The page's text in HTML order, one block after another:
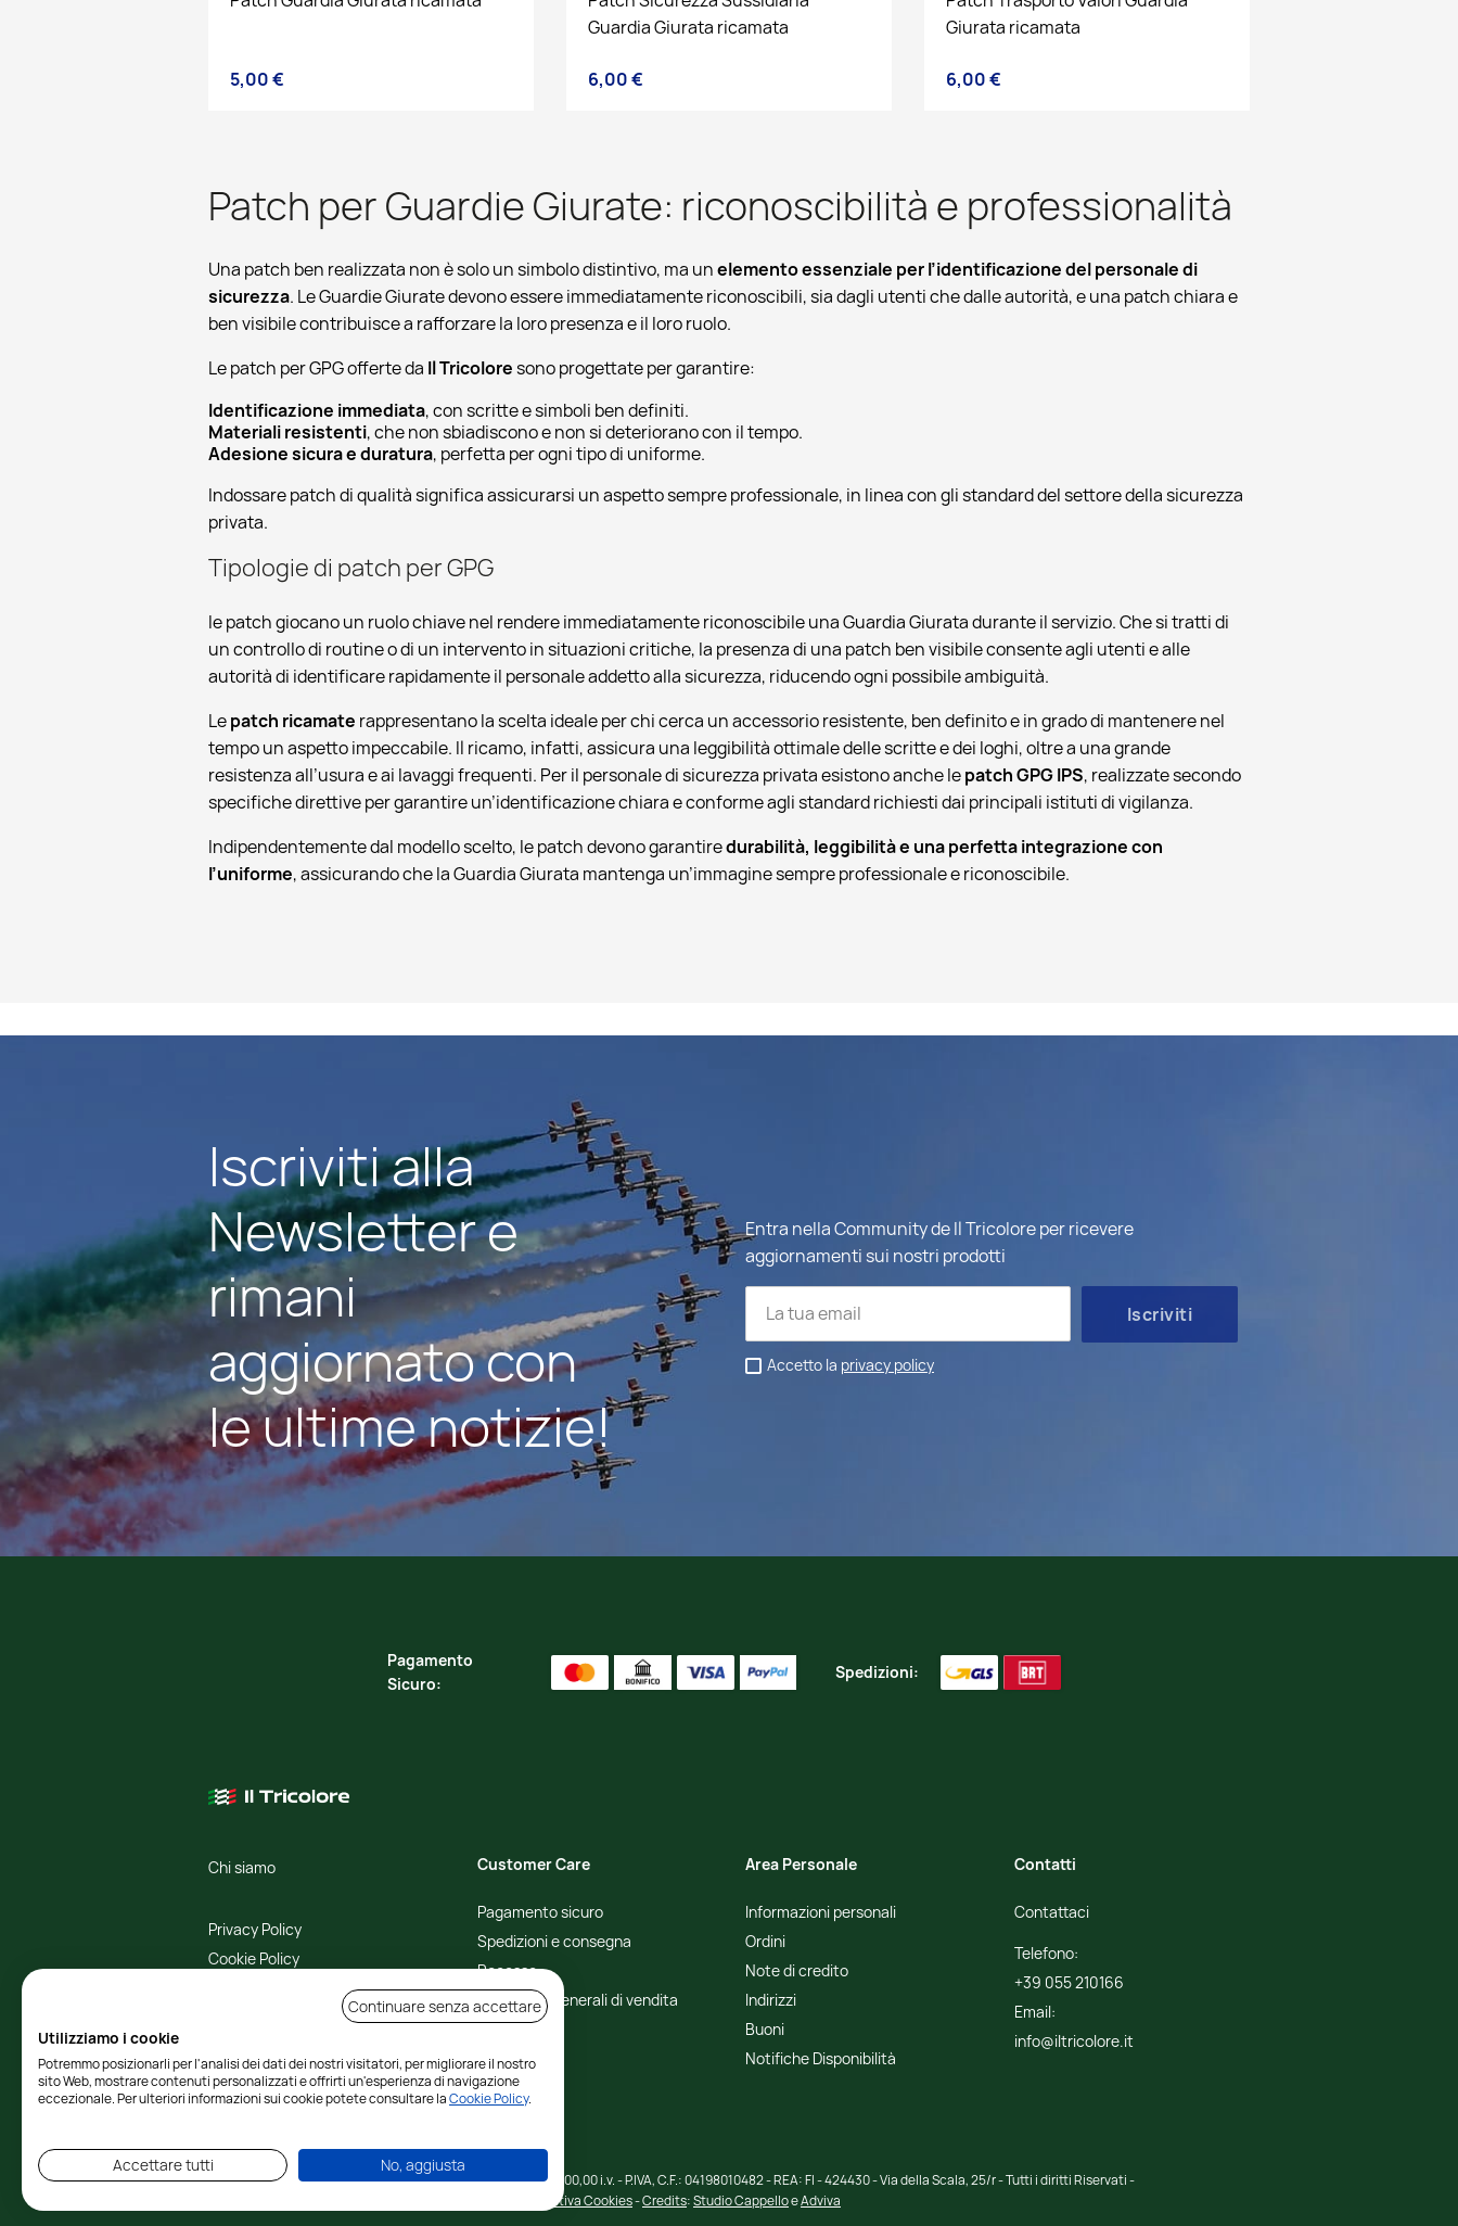
Prezzo
5,00 €
Guardia Giurata ricamata
Prezzo
6,00 €
Giurata ricamata
Prezzo
6,00 €
Patch per Guardie Giurate: riconoscibilità e professionalità
Una patch ben realizzata non è solo un simbolo distintivo, ma unelemento essenziale per l’identificazione del personale di
sicurezza. Le Guardie Giurate devono essere immediatamente riconoscibili, sia dagli utenti che dalle autorità, e una patch chiara e
ben visibile contribuisce a rafforzare la loro presenza e il loro ruolo.
Le patch per GPG offerte da Il Tricoloresono progettate per garantire:
Identificazione immediata, con scritte e simboli ben definiti.
Materiali resistenti, che non sbiadiscono e non si deteriorano con il tempo.
Adesione sicura e duratura, perfetta per ogni tipo di uniforme.
Indossare patch di qualità significa assicurarsi un aspetto sempre professionale, in linea con gli standard del settore della sicurezza
privata.
Tipologie di patch per GPG
le patch giocano un ruolo chiave nel rendere immediatamente riconoscibile una Guardia Giurata durante il servizio. Che si tratti di
un controllo di routine o di un intervento in situazioni critiche, la presenza di una patch ben visibile consente agli utenti e alle
autorità di identificare rapidamente il personale addetto alla sicurezza, riducendo ogni possibile ambiguità.
Lepatch ricamate rappresentano la scelta ideale per chi cerca un accessorio resistente, ben definito e in grado di mantenere nel
tempo un aspetto impeccabile. Il ricamo, infatti, assicura una leggibilità ottimale delle scritte e dei loghi, oltre a una grande
resistenza all’usura e ai lavaggi frequenti. Per il personale di sicurezza privata esistono anche lepatch GPG IPS, realizzate secondo
specifiche direttive per garantire un’identificazione chiara e conforme agli standard richiesti dai principali istituti di vigilanza.
Indipendentemente dal modello scelto, le patch devono garantiredurabilità, leggibilità e una perfetta integrazione con
l’uniforme, assicurando che la Guardia Giurata mantenga un’immagine sempre professionale e riconoscibile.
Iscriviti alla
Newsletter e
rimani
aggiornato con
le ultime notizie!
Entra nella Community de Il Tricolore per ricevere
aggiornamenti sui nostri prodotti
Accetto la privacy policy
Pagamento
Sicuro:
Spedizioni:
Chi siamo
Privacy Policy
Cookie Policy
Customer Care
Pagamento sicuro
Spedizioni e consegna
Recesso
Condizioni generali di vendita
Area Personale
Informazioni personali
Ordini
Note di credito
Indirizzi
Buoni
Notifiche Disponibilità
Contatti
Contattaci
Telefono:
+39 055 210166
Email:
info@iltricolore.it
© 2023 Il Tricolore srl a socio unico - capitale sociale € 10.000,00 i.v. - P.IVA, C.F.: 04198010482 - REA: FI - 424430 - Via della Scala, 25/r - Tutti i diritti Riservati -
Informativa Cookies-Credits:Studio CappelloeAdviva
Continuare senza accettare
Utilizziamo i cookie
Potremmo posizionarli per l'analisi dei dati dei nostri visitatori, per migliorare il nostro
sito Web, mostrare contenuti personalizzati e offrirti un'esperienza di navigazione
eccezionale. Per ulteriori informazioni sui cookie potete consultare laCookie Policy.
Accettare tutti No, aggiusta